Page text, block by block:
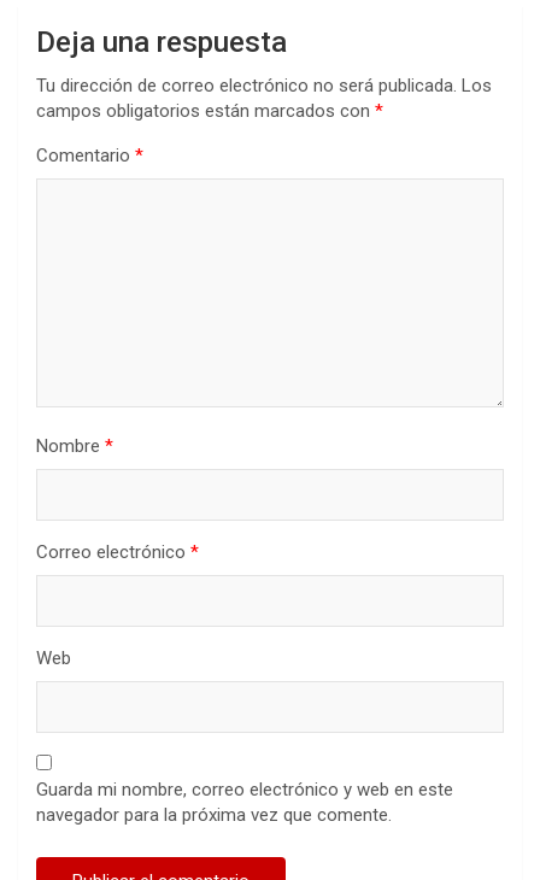
Deja una respuesta
Tu dirección de correo electrónico no será publicada. Los
campos obligatorios están marcados con *
Comentario *
Nombre *
Correo electrónico *
Web
Guarda mi nombre, correo electrónico y web en este
navegador para la próxima vez que comente.